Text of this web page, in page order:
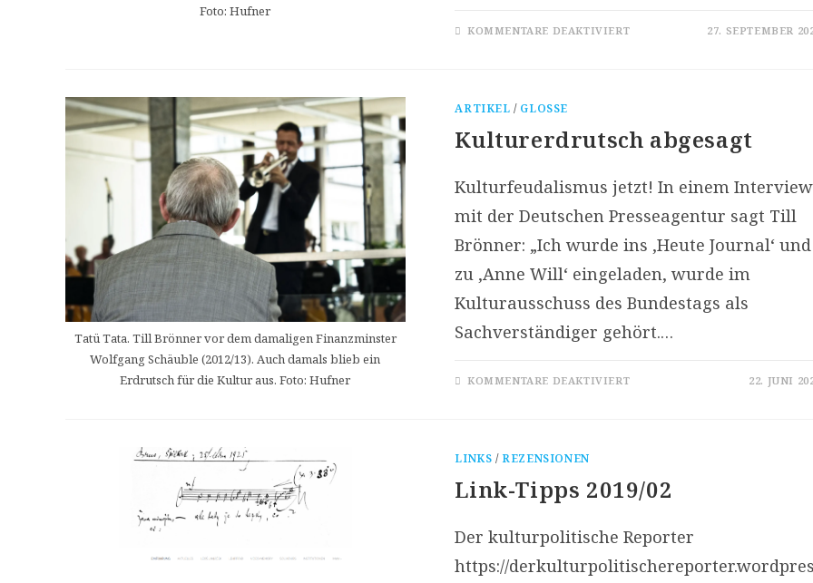
Foto: Hufner
KOMMENTARE DEAKTIVIERTFÜR 27. SEPTEMBER
Tatü Tata. Till Brönner vor dem damaligen Finanzminster
Wolfgang Schäuble (2012/13). Auch damals blieb ein
Erdrutsch für die Kultur aus. Foto: Hufner
ARTIKEL / GLOSSE
Kulturerdrutsch abgesagt
Kulturfeudalismus jetzt! In einem Interview
mit der Deutschen Presseagentur sagt Till
Brönner: „Ich wurde ins ‚Heute Journal‘ und
zu ‚Anne Will‘ eingeladen, wurde im
Kulturausschuss des Bundestags als
Sachverständiger gehört.…
KOMMENTARE DEAKTIVIERTFÜR 22. JUNI
LINKS / REZENSIONEN
Link-Tipps 2019/02
Der kulturpolitische Reporter
https://